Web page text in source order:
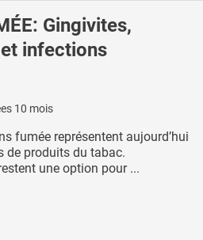
Gingivites,
infections
10 mois
fumée représentent aujourd’hui
de produits du tabac.
une option pour ...